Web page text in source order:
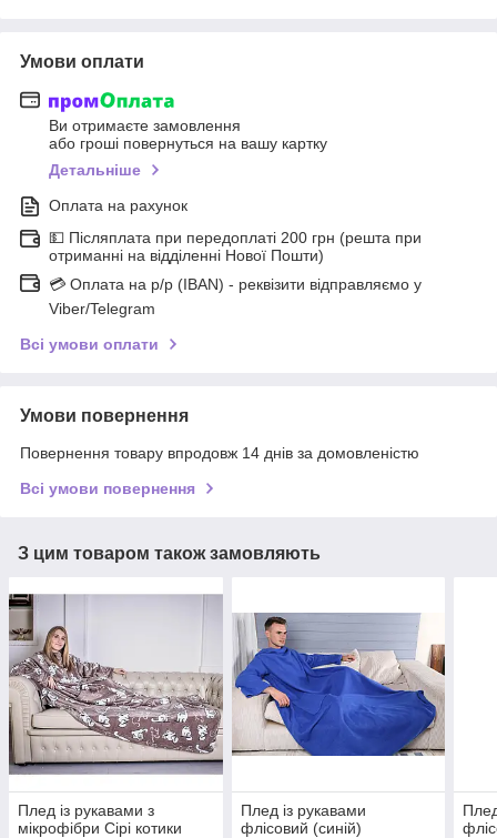
Умови оплати
Ви отримаєте замовлення
або гроші повернуться на вашу картку
Детальніше
Оплата на рахунок
💵 Післяплата при передоплаті 200 грн (решта при
отриманні на відділенні Нової Пошти)
💳 Оплата на р/р (IBAN) - реквізити відправляємо у
Viber/Telegram
Всі умови оплати
Умови повернення
Повернення товару впродовж 14 днів за домовленістю
Всі умови повернення
З цим товаром також замовляють
Плед із рукавами з
мікрофібри Сірі котики
Плед із рукавами
флісовий (синій)